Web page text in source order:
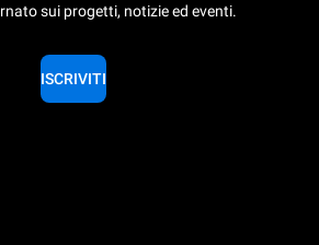
sui progetti, notizie ed eventi.
ISCRIVITI